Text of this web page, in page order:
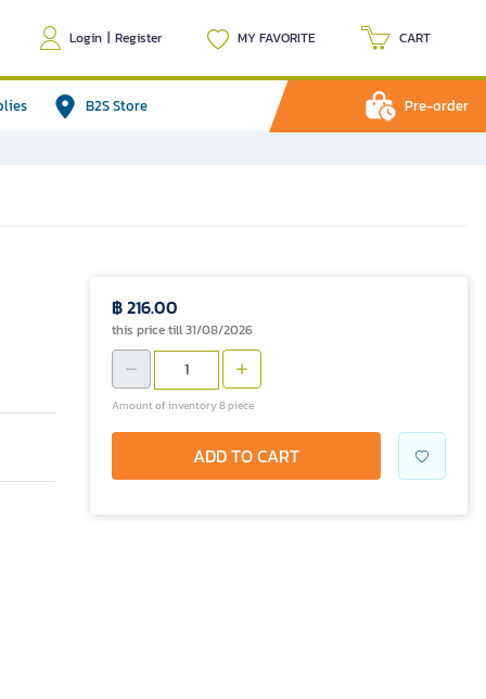
Login | Register MY FAVORITE CART
B2S Store Pre-order
฿ 216.00
this price till 31/08/2026
Amount of inventory 8 piece
ADD TO CART